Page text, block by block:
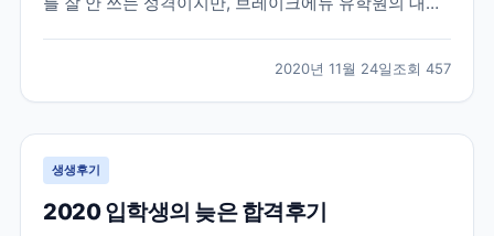
몇자 적어 봅니다. 조기유학으로는 늦은 고1 봄, 강남 모
유학원의 권유로 토론토의 대형사립고등학교로 갔으
나,...
2020년 11월 24일조회 457
생생후기
2020 입학생의 늦은 합격후기